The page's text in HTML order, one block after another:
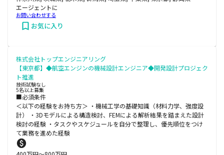
エージェントに
お問い合わせする
お気に入り
株式会社トップエンジニアリング
【東京都】◆航空エンジンの機械設計エンジニア◆開発設計プロジェク
ト推進
技術試験なし
5名以上募集
■必須条件
＜以下の経験をお持ち方＞ ・機械工学の基礎知識（材料力学、強度設
計） ・3Dモデルによる構造検討、FEMによる解析結果を踏まえた設計
検討の経験 ・タスクやスケジュールを自分で整理し、優先順位をつけ
て業務を進めた経験